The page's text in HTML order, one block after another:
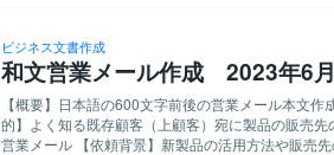
ビジネス文書作成
和文営業メール作成 2023年6
【概要】日本語の600文字前後の営業メール本文作成
的】よく知る既存顧客（上顧客）宛に製品の販売
営業メール 【依頼背景】新製品の活用方法や販売先の告知としての販促活動を行うにあたり、PR